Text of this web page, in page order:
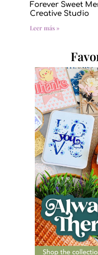
Forever Sweet
Creative Studio
Leer más »